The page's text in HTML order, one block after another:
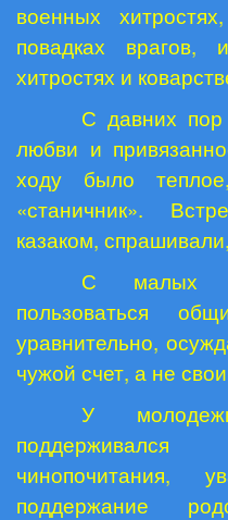
военных
повадках
хитростях и
С давних пор
любви и
ходу было
«станичник».
казаком,
С малых
пользоваться
уравнительно,
чужой счет, а не
У
чинопочитания,
поддержание